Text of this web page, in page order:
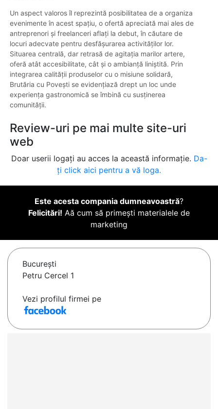
Un aspect valoros îl reprezintă posibilitatea de a organiza
evenimente în acest spațiu, o ofertă apreciată mai ales de
antreprenori și freelanceri aflați la debut, în căutare de
locuri adecvate pentru desfășurarea activităților lor.
Situarea centrală, dar retrasă de agitația marilor artere,
oferă atât accesibilitate, cât și o ambianță liniștită. Prin
integrarea calității produselor cu o misiune solidară,
Brutăria cu Povești se evidențiază drept un loc unde
experiența gastronomică se îmbină cu susținerea
comunității.
Review-uri pe mai multe site-uri
web
Doar userii logați au acces la această informație. Da-
ți click aici pentru a vă loga.
Este acesta compania dumneavoastră?
Felicitări! Aă cum să primești materialele de
marketing
Bucureşti
Petru Cercel 1
Vezi profilul firmei pe